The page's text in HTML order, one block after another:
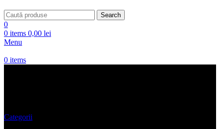
Search
0
0 items 0,00 lei
Menu
0 items
Categorii